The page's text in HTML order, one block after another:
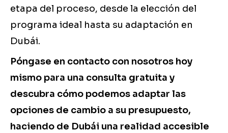
etapa del proceso, desde la elección del
programa ideal hasta su adaptación en
Dubái.
Póngase en contacto con nosotros hoy
mismo para una consulta gratuita y
descubra cómo podemos adaptar las
opciones de cambio a su presupuesto,
haciendo de Dubái una realidad accesible